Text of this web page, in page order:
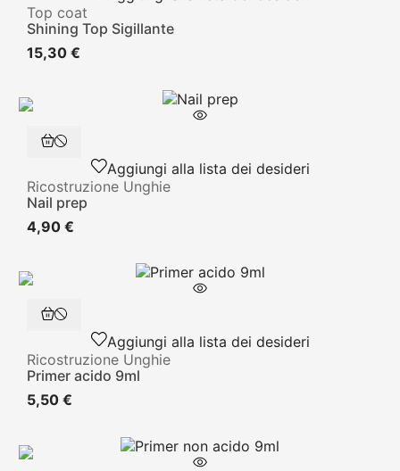
Top coat
Shining Top Sigillante
15,30 €
Aggiungi alla lista dei desideri
Ricostruzione Unghie
Nail prep
4,90 €
Aggiungi alla lista dei desideri
Ricostruzione Unghie
Primer acido 9ml
5,50 €